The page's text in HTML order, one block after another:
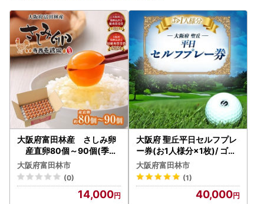
大阪府富田林産 さしみ卵
産直卵80個～90個(季節
により個数・サイズが変動
します)_卵・乳製品 卵 たま
ご タマゴ 玉子_【1093431
大阪府富田林市
(0)
14,000
大阪府 聖丘平日セルフプレ
ー券(お1人様分×1枚)/ ゴル
フ 利用券_旅行券・チケッ
ト ゴルフプレー券 体験チケ
ット _【1095156】
大阪府富田林市
(1)
40,000